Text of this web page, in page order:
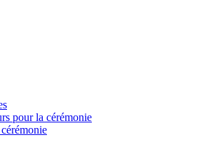
pour la cérémonie